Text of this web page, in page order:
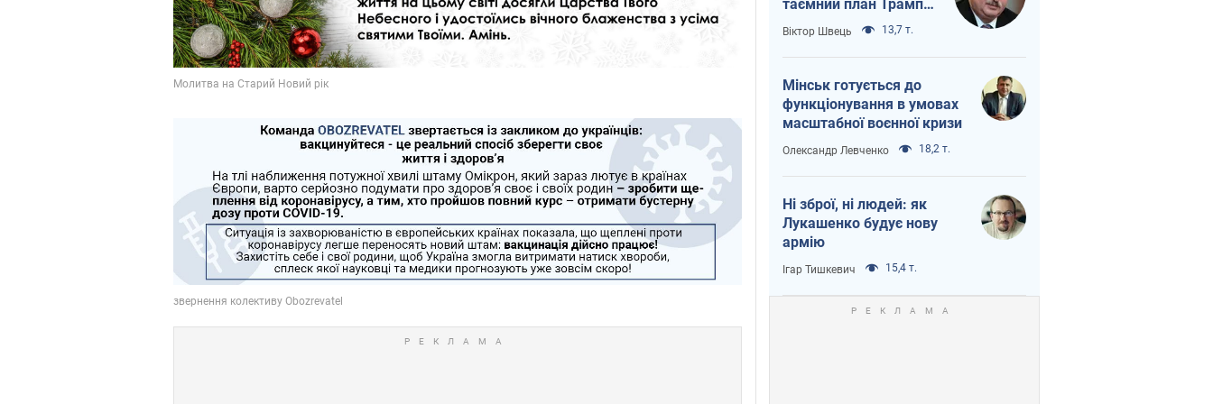
таємний план Трампа
і Путіна?
Віктор Швець 13,7 т.
Мінськ готується до
функціонування в умовах
масштабної воєнної кризи
Олександр Левченко 18,2 т.
Ні зброї, ні людей: як
Лукашенко будує нову
армію
Ігар Тишкевич 15,4 т.